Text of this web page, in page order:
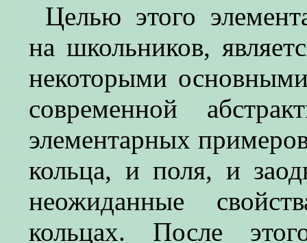
Целью этого
на школьников,
некоторыми
современной
элементарных
кольца, и поля, и
неожиданные
кольцах. После